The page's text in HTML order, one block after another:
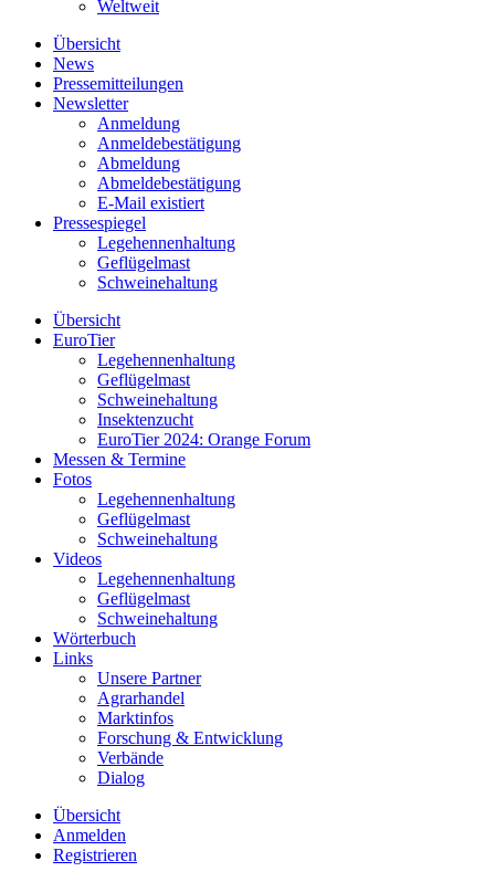
Weltweit
Übersicht
News
Pressemitteilungen
Newsletter
Anmeldung
Anmeldebestätigung
Abmeldung
Abmeldebestätigung
E-Mail existiert
Pressespiegel
Legehennenhaltung
Geflügelmast
Schweinehaltung
Übersicht
EuroTier
Legehennenhaltung
Geflügelmast
Schweinehaltung
Insektenzucht
EuroTier 2024: Orange Forum
Messen & Termine
Fotos
Legehennenhaltung
Geflügelmast
Schweinehaltung
Videos
Legehennenhaltung
Geflügelmast
Schweinehaltung
Wörterbuch
Links
Unsere Partner
Agrarhandel
Marktinfos
Forschung & Entwicklung
Verbände
Dialog
Übersicht
Anmelden
Registrieren